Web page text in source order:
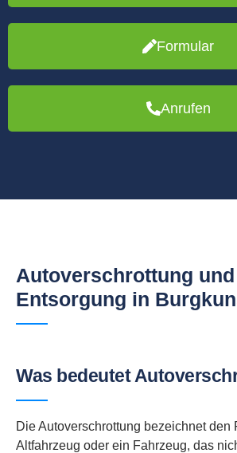
Formular
Anrufen
Autoverschrottung und
Entsorgung in
Was bedeutet
Die Autoverschrottung bezeichnet den
Altfahrzeug oder ein Fahrzeug, das